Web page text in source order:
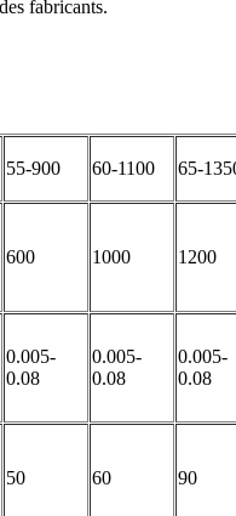
fabricants.
55-900 60-1100 65-
600 1000 1200
0.005-
0.08
0.005-
0.08
0.005-
0.08
50 60 90